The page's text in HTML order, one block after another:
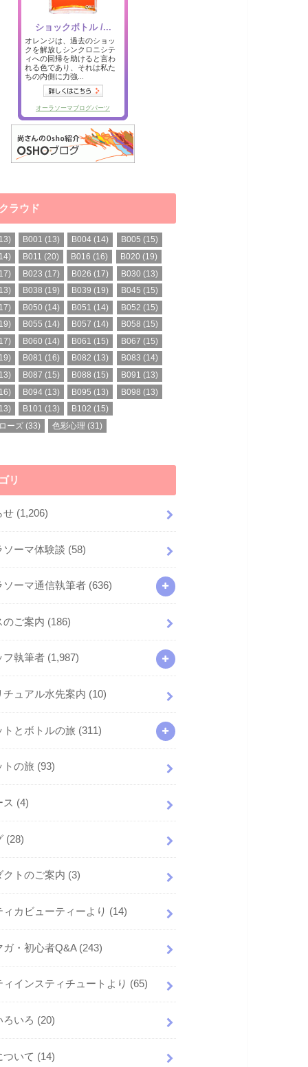
ラウド
B001 (13) B004 (14) B005 (15)
B011 (20) B016 (16) B020 (19)
B023 (17) B026 (17) B030 (13)
B038 (19) B039 (19) B045 (15)
B050 (14) B051 (14) B052 (15)
B055 (14) B057 (14) B058 (15)
B060 (14) B061 (15) B067 (15)
B081 (16) B082 (13) B083 (14)
B087 (15) B088 (15) B091 (13)
B094 (13) B095 (13) B098 (13)
B101 (13) B102 (15)
ーズ (33) 色彩心理 (31)
リ
せ (1,206)
ソーマ体験談 (58)
ソーマ通信執筆者 (636)
のご案内 (186)
フ執筆者 (1,987)
チュアル水先案内 (10)
トとボトルの旅 (311)
トの旅 (93)
ス (4)
(28)
クトのご案内 (3)
ィカビューティーより (14)
ガ・初心者Q&A (243)
ィインスティチュートより (65)
ろいろ (20)
ついて (14)